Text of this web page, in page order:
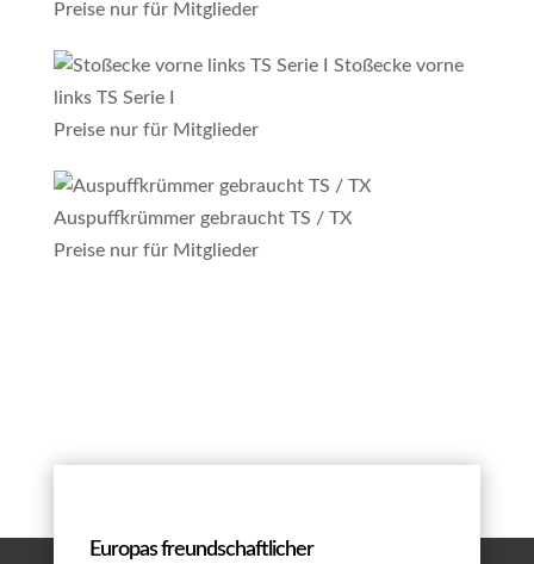
Preise nur für Mitglieder
Stoßecke vorne
links TS Serie I
Preise nur für Mitglieder
Auspuffkrümmer gebraucht TS / TX
Preise nur für Mitglieder
Europas freundschaftlicher